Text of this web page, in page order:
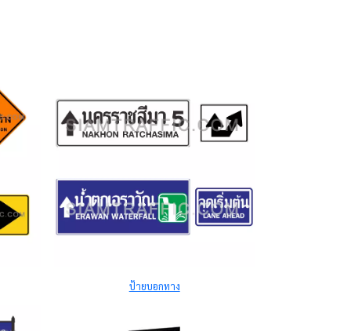
ป้ายบอกทาง